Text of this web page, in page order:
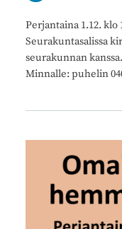
Perjantaina 1.12.
Seurakuntasalissa
seurakunnan
Minnalle: puhelin